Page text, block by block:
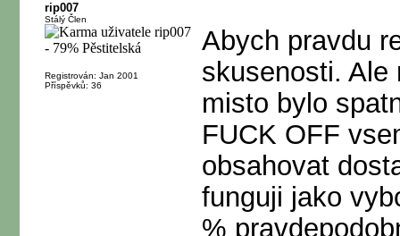
rip007
Stálý Člen
Registrován: Jan 2001
Příspěvků: 36
Abych pravdu
skusenosti.
misto bylo
FUCK OFF
obsahovat
funguji jako
%